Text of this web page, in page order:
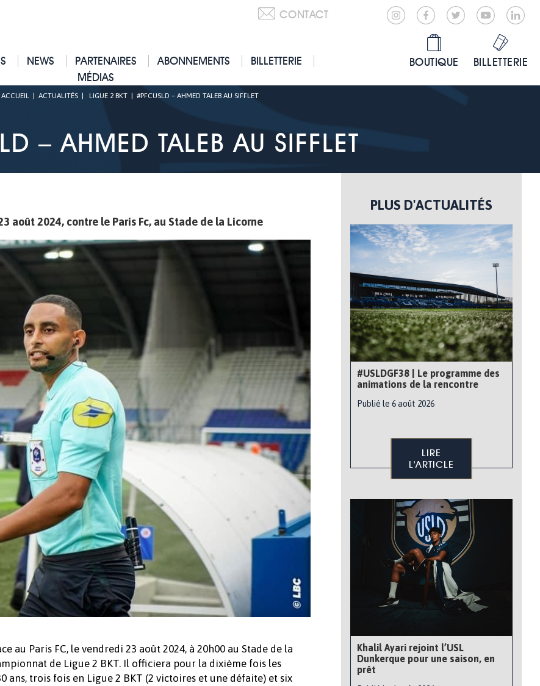
CONTACT
NEWS PARTENAIRES ABONNEMENTS
BILLETTERIE
MÉDIAS
BOUTIQUE BILLETTERIE
ACCUEIL ACTUALITÉS LIGUE 2 BKT #PFCUSLD – AHMED TALEB AU SIFFLET
– AHMED TALEB AU SIFFLET
2024, contre le Paris Fc, au Stade de la Licorne
au Paris FC, le vendredi 23 août 2024, à 20h00 au Stade de la
de Ligue 2 BKT. Il officiera pour la dixième fois les
ans, trois fois en Ligue 2 BKT (2 victoires et une défaite) et six
PLUS D'ACTUALITÉS
#USLDGF38 | Le programme des
animations de la rencontre
Publié le 6 août 2026
LIRE
L'ARTICLE
Khalil Ayari rejoint l’USL
Dunkerque pour une saison, en
prêt